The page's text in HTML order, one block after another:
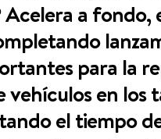
Acelera a fondo,
para la
vehículos en los
el tiempo